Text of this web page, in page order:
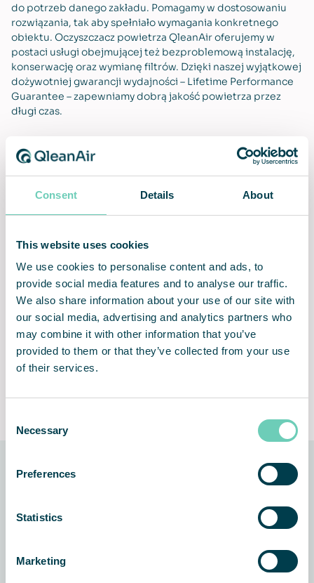
Consent Details About
This website uses cookies
We use cookies to personalise content and ads, to
provide social media features and to analyse our traffic.
We also share information about your use of our site with
our social media, advertising and analytics partners who
may combine it with other information that you’ve
provided to them or that they’ve collected from your use
of their services.
Selection
Necessary
Preferences
Statistics
Marketing
do potrzeb danego zakładu. Pomagamy w dostosowaniu
rozwiązania, tak aby spełniało wymagania konkretnego
obiektu. Oczyszczacz powietrza QleanAir oferujemy w
postaci usługi obejmującej też bezproblemową instalację,
konserwację oraz wymianę filtrów. Dzięki naszej wyjątkowej
dożywotniej gwarancji wydajności – Lifetime Performance
Guarantee – zapewniamy dobrą jakość powietrza przez
długi czas.
Odporność na korozję
Zgodność z wiodącymi
Wydajna wielostopniowa
filtracja mechaniczna EPA
Bezproblemowa instalacja i
użytkowanie
urządzenie